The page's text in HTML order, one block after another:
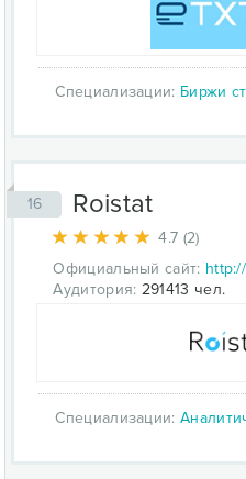
Специализации: Биржи
16 Roistat
4.7 (2)
Официальный сайт:
Аудитория: 291413 чел.
Специализации: